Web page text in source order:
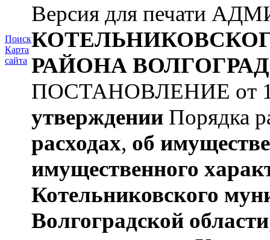
Поиск
Карта
сайта
Версия для печати
РАЙОНА
ПОСТАНОВЛЕНИЕ от
утверждении Порядка
расходах, об
имущественного
Котельниковского
Волгоградской области